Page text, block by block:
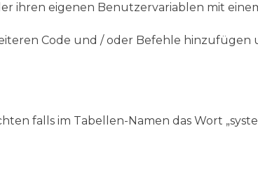
ihren eigenen Benutzervariablen mit
Code und / oder Befehle
falls im Tabellen-Namen das Wort